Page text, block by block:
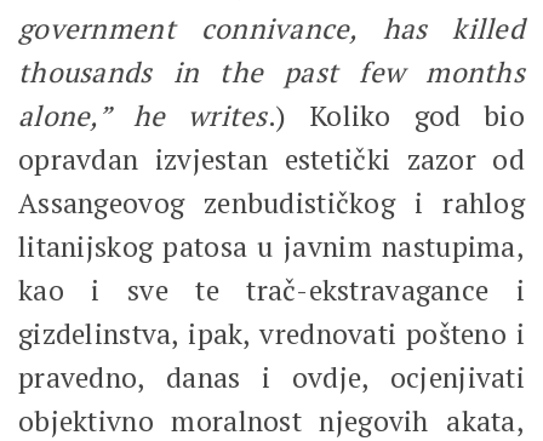
government connivance, has killed
thousands in the past few months
alone,” he writes.) Koliko god bio
opravdan izvjestan estetički zazor od
Assangeovog zenbudističkog i rahlog
litanijskog patosa u javnim nastupima,
kao i sve te trač-ekstravagance i
gizdelinstva, ipak, vrednovati pošteno i
pravedno, danas i ovdje, ocjenjivati
objektivno moralnost njegovih akata,